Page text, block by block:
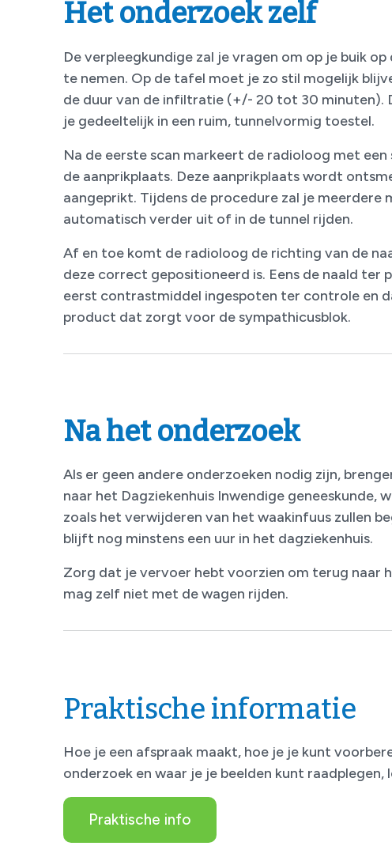
Het onderzoek zelf
De verpleegkundige zal je vragen om op je buik
te nemen. Op de tafel moet je zo stil mogelijk
de duur van de infiltratie (+/- 20 tot 30 minuten).
je gedeeltelijk in een ruim, tunnelvormig toestel.
Na de eerste scan markeert de radioloog met
de aanprikplaats. Deze aanprikplaats wordt
aangeprikt. Tijdens de procedure zal je meerdere
automatisch verder uit of in de tunnel rijden.
Af en toe komt de radioloog de richting van de
deze correct gepositioneerd is. Eens de naald ter
eerst contrastmiddel ingespoten ter controle en
product dat zorgt voor de sympathicusblok.
Na het onderzoek
Als er geen andere onderzoeken nodig zijn,
naar het Dagziekenhuis Inwendige geneeskunde,
zoals het verwijderen van het waakinfuus zullen
blijft nog minstens een uur in het dagziekenhuis.
Zorg dat je vervoer hebt voorzien om terug naar
mag zelf niet met de wagen rijden.
Praktische informatie
Hoe je een afspraak maakt, hoe je je kunt
onderzoek en waar je je beelden kunt raadplegen,
Praktische info